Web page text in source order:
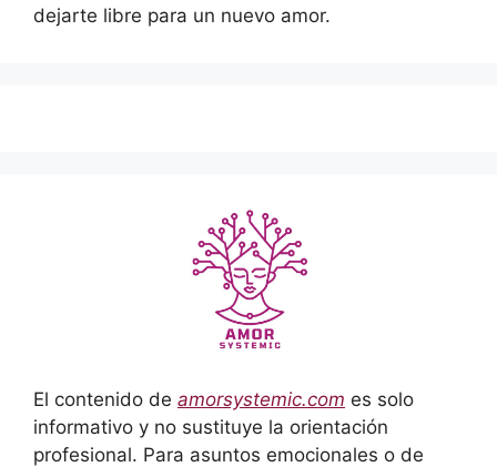
dejarte libre para un nuevo amor.
El contenido de amorsystemic.com es solo
informativo y no sustituye la orientación
profesional. Para asuntos emocionales o de